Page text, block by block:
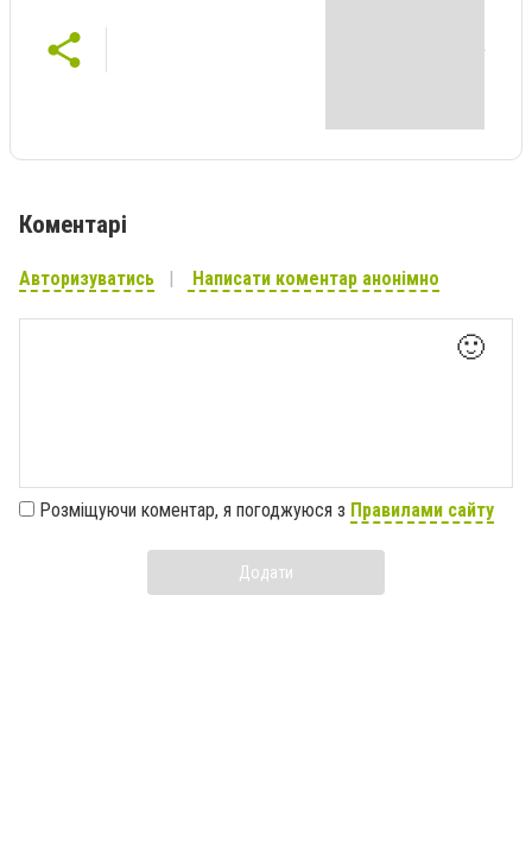
Коментарі
Авторизуватись Написати коментар анонімно
🙂
Розміщуючи коментар, я погоджуюся з Правилами сайту
Додати